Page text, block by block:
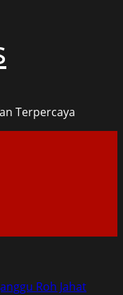
Terpercaya
Roh Jahat